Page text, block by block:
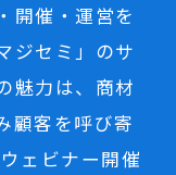
開催・運営を
ジセミ」のサ
魅力は、商材
顧客を呼び寄
ェビナー開催